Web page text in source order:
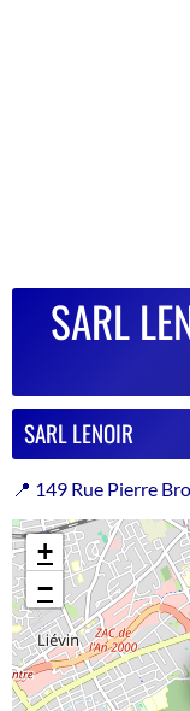
SARL
SARL LENOIR
📍 149 Rue Pierre
+
−